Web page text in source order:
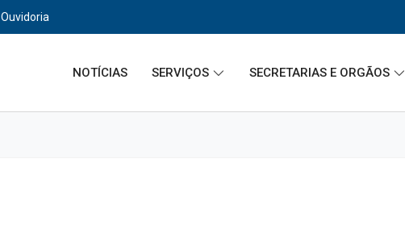
Ouvidoria
NOTÍCIAS SERVIÇOS SECRETARIAS E ORGÃOS